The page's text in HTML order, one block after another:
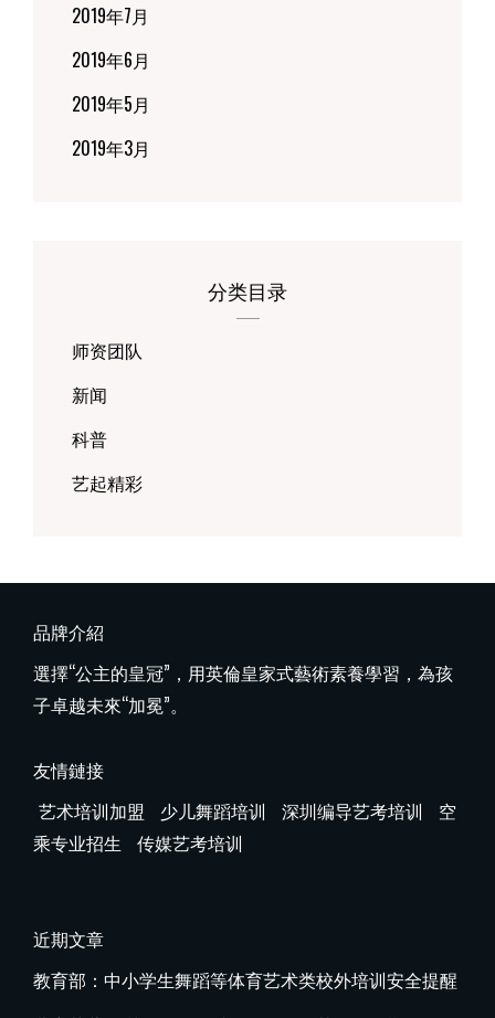
2019年7月
2019年6月
2019年5月
2019年3月
分类目录
师资团队
新闻
科普
艺起精彩
品牌介紹
選擇“公主的皇冠”，用英倫皇家式藝術素養學習，為孩
子卓越未來“加冕”。
友情鏈接
艺术培训加盟
少儿舞蹈培训 深圳编导艺考培训
空
乘专业招生
传媒艺考培训
近期文章
教育部：中小学生舞蹈等体育艺术类校外培训安全提醒